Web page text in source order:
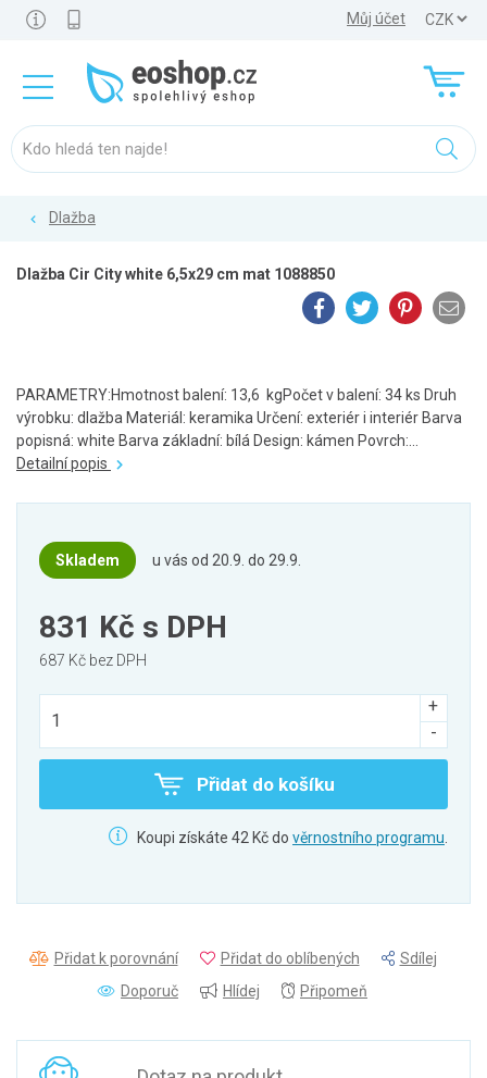
Můj účet
Dlažba
Dlažba Cir City white 6,5x29 cm mat 1088850
PARAMETRY:Hmotnost balení: 13,6 kgPočet v balení: 34 ks Druh
výrobku: dlažba Materiál: keramika Určení: exteriér i interiér Barva
popisná: white Barva základní: bílá Design: kámen Povrch:...
Detailní popis
Skladem u vás od 20.9. do 29.9.
831 Kč s DPH
687 Kč bez DPH
Přidat do košíku
Koupi získáte 42 Kč do věrnostního programu
Přidat k porovnání Přidat do oblíbených
Sdílej
Doporuč
Hlídej Připomeň